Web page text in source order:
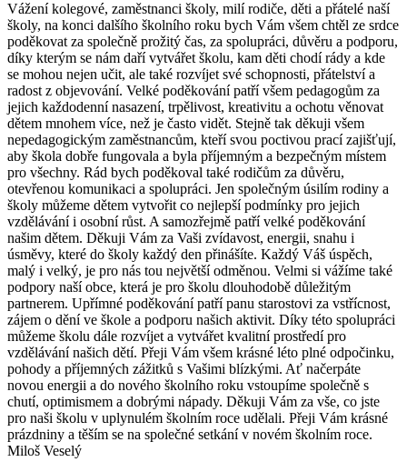
Vážení kolegové, zaměstnanci školy, milí rodiče, děti a přátelé naší
školy, na konci dalšího školního roku bych Vám všem chtěl ze srdce
poděkovat za společně prožitý čas, za spolupráci, důvěru a podporu,
díky kterým se nám daří vytvářet školu, kam děti chodí rády a kde
se mohou nejen učit, ale také rozvíjet své schopnosti, přátelství a
radost z objevování. Velké poděkování patří všem pedagogům za
jejich každodenní nasazení, trpělivost, kreativitu a ochotu věnovat
dětem mnohem více, než je často vidět. Stejně tak děkuji všem
nepedagogickým zaměstnancům, kteří svou poctivou prací zajišťují,
aby škola dobře fungovala a byla příjemným a bezpečným místem
pro všechny. Rád bych poděkoval také rodičům za důvěru,
otevřenou komunikaci a spolupráci. Jen společným úsilím rodiny a
školy můžeme dětem vytvořit co nejlepší podmínky pro jejich
vzdělávání i osobní růst. A samozřejmě patří velké poděkování
našim dětem. Děkuji Vám za Vaši zvídavost, energii, snahu i
úsměvy, které do školy každý den přinášíte. Každý Váš úspěch,
malý i velký, je pro nás tou největší odměnou. Velmi si vážíme také
podpory naší obce, která je pro školu dlouhodobě důležitým
partnerem. Upřímné poděkování patří panu starostovi za vstřícnost,
zájem o dění ve škole a podporu našich aktivit. Díky této spolupráci
můžeme školu dále rozvíjet a vytvářet kvalitní prostředí pro
vzdělávání našich dětí. Přeji Vám všem krásné léto plné odpočinku,
pohody a příjemných zážitků s Vašimi blízkými. Ať načerpáte
novou energii a do nového školního roku vstoupíme společně s
chutí, optimismem a dobrými nápady. Děkuji Vám za vše, co jste
pro naši školu v uplynulém školním roce udělali. Přeji Vám krásné
prázdniny a těším se na společné setkání v novém školním roce.
Miloš Veselý